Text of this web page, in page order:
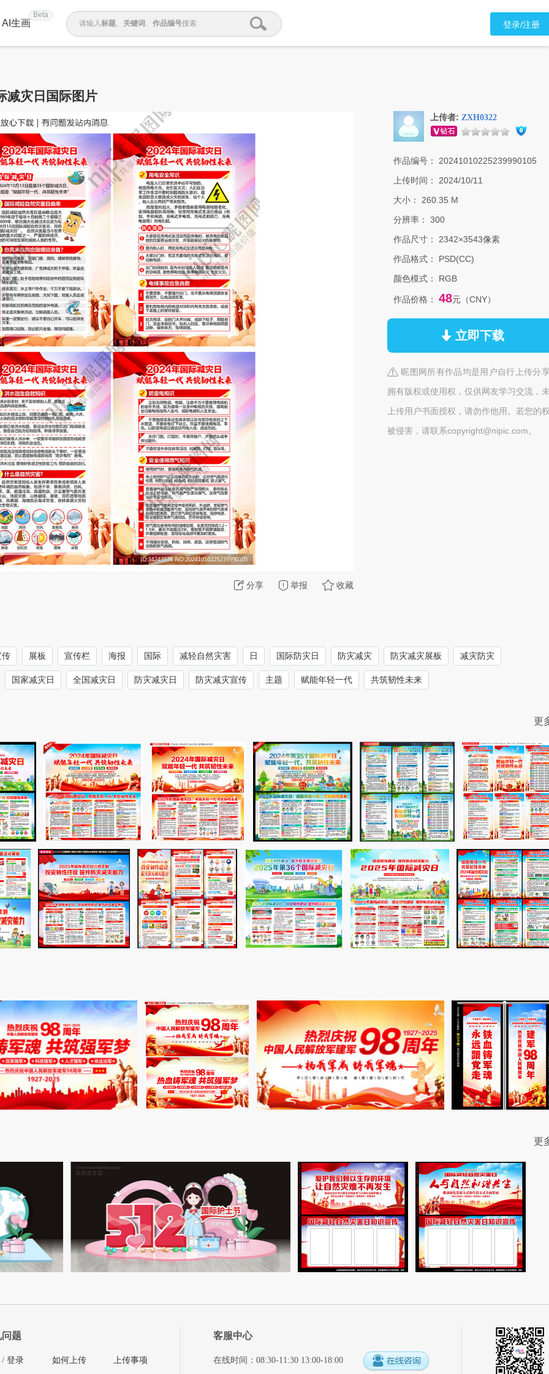
AI生画
Beta
请输入标题、 关键词 、 作品编号搜索 登录/注册
减灾日国际图片
分享 举报 收藏
上传者: ZXH0322
作品编号：
20241010225239990105
上传时间：
2024/10/11
大小：
260.35 M
分辨率：
300
作品尺寸：
2342×3543像素
作品格式：
PSD(CC)
颜色模式：
RGB
作品价格： 48元（CNY）
立即下载
昵图网所有作品均是用户自行上传分
拥有版权或使用权，仅供网友学习交流，
上传用户书面授权，请勿作他用。若您的
被侵害，请联系copyright@nipic.com。
传 展板 宣传栏 海报 国际 减轻自然灾害 日 国际防灾日 防灾减灾 防灾减灾展板 减灾防灾
国家减灾日 全国减灾日 防灾减灾日 防灾减灾宣传 主题 赋能年轻一代 共筑韧性未来
更
更
题
/ 登录
如何上传
上传事项
客服中心
在线时间：08:30-11:30 13:00-18:00